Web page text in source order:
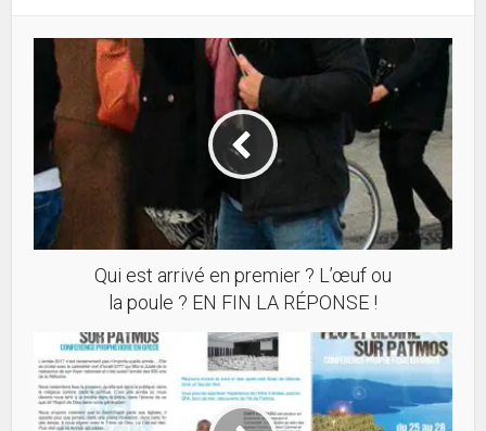
Qui est arrivé en premier ? L’œuf ou
la poule ? EN FIN LA RÉPONSE !